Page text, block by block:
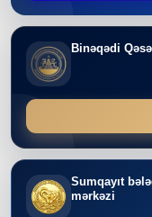
Binəqədi
Sumqayıt
mərkəzi